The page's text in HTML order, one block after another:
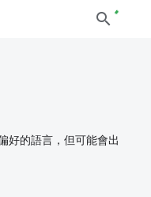
好的語言，但可能會出